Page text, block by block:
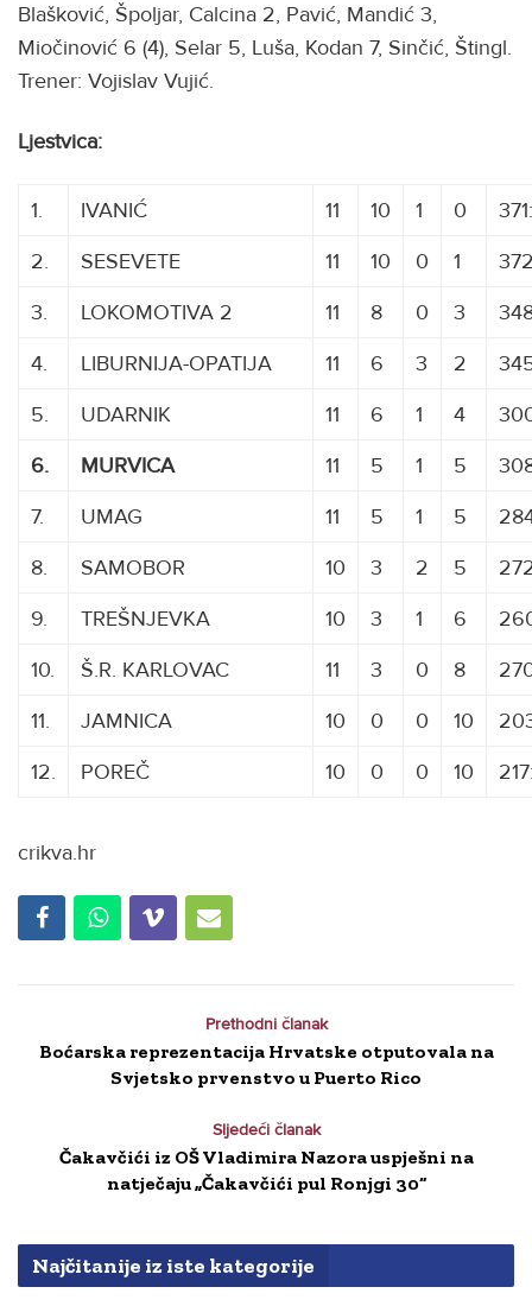
Blašković, Špoljar, Calcina 2, Pavić, Mandić 3,
Miočinović 6 (4), Selar 5, Luša, Kodan 7, Sinčić, Štingl.
Trener: Vojislav Vujić.
Ljestvica:
1. IVANIĆ 11 10 1 0
2.
SESEVETE 11 10 0 1
3.
LOKOMOTIVA 2 11 8 0 3
4.
LIBURNIJA-OPATIJA 11 6 3 2
5.
UDARNIK 11 6 1 4
6.
MURVICA 11 5 1 5
7.
UMAG 11 5 1 5
8.
SAMOBOR 10 3 2 5
9.
TREŠNJEVKA 10 3 1 6
10.
Š.R. KARLOVAC 11 3 0 8
11.
JAMNICA 10 0 0 10
12.
POREČ 10 0 0 10
crikva.hr
Prethodni članak
Boćarska reprezentacija Hrvatske otputovala na
Svjetsko prvenstvo u Puerto Rico
Sljedeći članak
Čakavčići iz OŠ Vladimira Nazora uspješni na
natječaju „Čakavčići pul Ronjgi 30“
Najčitanije iz iste kategorije